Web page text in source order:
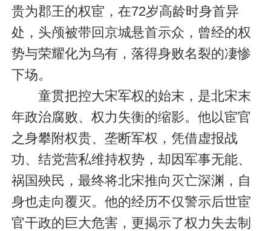
贵为郡王的权宦，在72岁高龄时身首异
处，头颅被带回京城悬首示众，曾经的权
势与荣耀化为乌有，落得身败名裂的凄惨
下场。
童贯把控大宋军权的始末，是北宋末
年政治腐败、权力失衡的缩影。他以宦官
之身攀附权贵、垄断军权，凭借虚报战
功、结党营私维持权势，却因军事无能、
祸国殃民，最终将北宋推向灭亡深渊，自
身也走向覆灭。他的经历不仅警示后世宦
官干政的巨大危害，更揭示了权力失去制